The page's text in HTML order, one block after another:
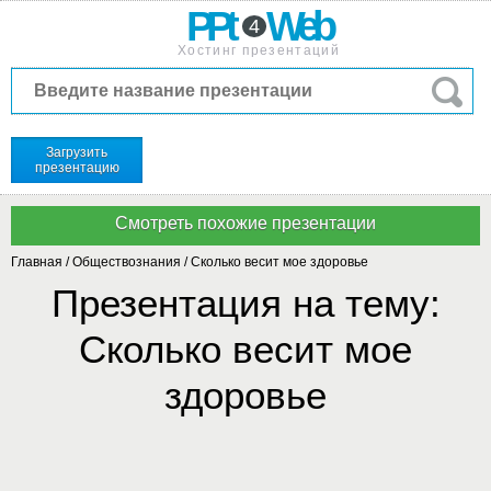
PPt 4 Web
Хостинг презентаций
Загрузить
презентацию
Главная /Обществознания /Сколько весит мое здоровье
Презентация на тему:
Сколько весит мое
здоровье